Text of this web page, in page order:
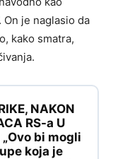
On je naglasio da
kako smatra,
NAKON
RS-a U
„Ovo bi mogli
koja je